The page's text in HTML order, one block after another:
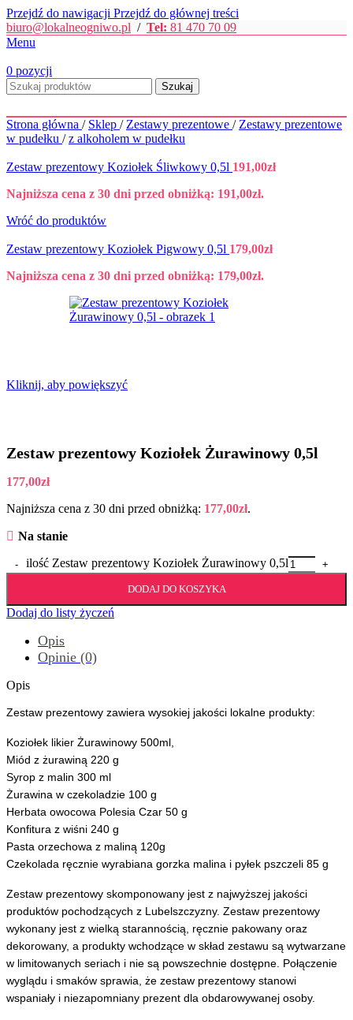
Przejdź do nawigacji Przejdź do głównej treści
biuro@lokalneogniwo.pl / Tel: 81 470 70 09
Menu
0 pozycji
Szukaj
Strona główna / Sklep / Zestawy prezentowe / Zestawy prezentowe
w pudełku / z alkoholem w pudełku
Zestaw prezentowy Koziołek Śliwkowy 0,5l 191,00zł
Najniższa cena z 30 dni przed obniżką: 191,00zł.
Wróć do produktów
Zestaw prezentowy Koziołek Pigwowy 0,5l 179,00zł
Najniższa cena z 30 dni przed obniżką: 179,00zł.
Kliknij, aby powiększyć
Zestaw prezentowy Koziołek Żurawinowy 0,5l
177,00zł
Najniższa cena z 30 dni przed obniżką: 177,00zł.
Na stanie
ilość Zestaw prezentowy Koziołek Żurawinowy 0,5l
DODAJ DO KOSZYKA
Dodaj do listy życzeń
Opis
Opinie (0)
Opis
Zestaw prezentowy zawiera wysokiej jakości lokalne produkty:
Koziołek likier Żurawinowy 500ml,
Miód z żurawiną 220 g
Syrop z malin 300 ml
Żurawina w czekoladzie 100 g
Herbata owocowa Polesia Czar 50 g
Konfitura z wiśni 240 g
Pasta orzechowa z maliną 120g
Czekolada ręcznie wyrabiana gorzka malina i pyłek pszczeli 85 g
Zestaw prezentowy skomponowany jest z najwyższej jakości
produktów pochodzących z Lubelszczyzny. Zestaw prezentowy
wykonany jest z wielką starannością, ręcznie pakowany oraz
dekorowany, a produkty wchodzące w skład zestawu są wytwarzane
w limitowanych seriach i nie są powszechnie dostępne. Połączenie
wyglądu i smaków sprawia, że zestaw prezentowy stanowi
wspaniały i niezapomniany prezent dla obdarowywanej osoby.